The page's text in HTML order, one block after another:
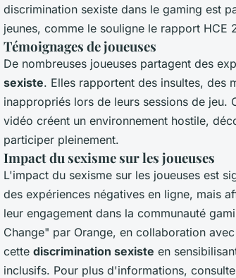
discrimination sexiste dans le gaming est
jeunes, comme le souligne le rapport HCE
Témoignages de joueuses
De nombreuses joueuses partagent des
sexiste. Elles rapportent des insultes, des
inappropriés lors de leurs sessions de jeu.
vidéo créent un environnement hostile,
participer pleinement.
Impact du sexisme sur les joueuses
L'impact du sexisme sur les joueuses est
des expériences négatives en ligne, mais
leur engagement dans la communauté
Change" par Orange, en collaboration
cette discrimination sexiste en
inclusifs. Pour plus d'informations,